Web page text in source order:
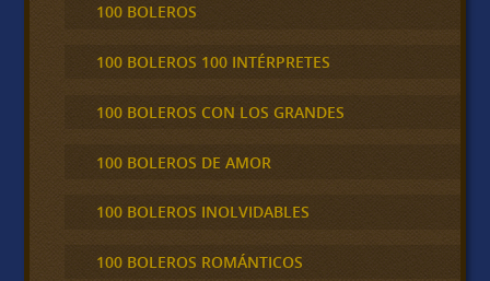
100 BOLEROS
100 BOLEROS 100 INTÉRPRETES
100 BOLEROS CON LOS GRANDES
100 BOLEROS DE AMOR
100 BOLEROS INOLVIDABLES
100 BOLEROS ROMÁNTICOS